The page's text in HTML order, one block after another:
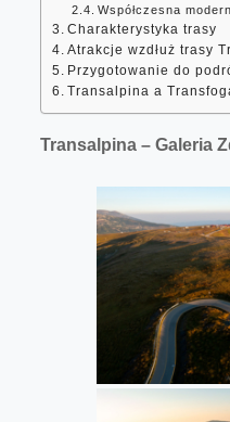
Współczesna
Charakterystyka trasy
Atrakcje wzdłuż trasy
Przygotowanie do
Transalpina a
Transalpina – Galeria